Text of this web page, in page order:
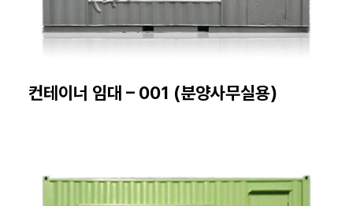
컨테이너 임대 – 001 (분양사무실용)